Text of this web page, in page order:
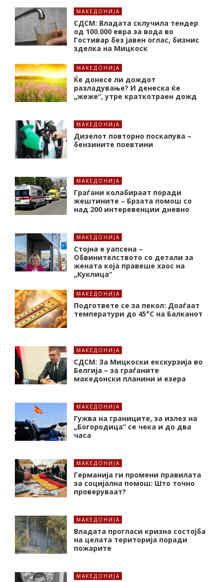
МАКЕДОНИЈА
СДСМ: Владата склучила тендер
од 100.000 евра за вода во
Гостивар без јавен оглас, бизнис
зделка на Мицкоск
МАКЕДОНИЈА
Ќе донесе ли дождот
разладување? И денеска ќе
„жеже“, утре краткотраен дожд
МАКЕДОНИЈА
Дизелот повторно поскапува –
бензините поевтини
МАКЕДОНИЈА
Граѓани колабираат поради
жештините – Брзата помош со
над 200 интеревенции дневно
МАКЕДОНИЈА
Стојна е уапсена –
Обвинителството со детали за
жената која правеше хаос на
„Куклица“
МАКЕДОНИЈА
Подгответе се за пекол: Доаѓаат
температури до 45°C на Балканот
МАКЕДОНИЈА
СДСМ: За Мицкоски екскурзија во
Белгија – за граѓаните
македонски планини и езера
МАКЕДОНИЈА
Гужва на границите, за излез на
„Богородица“ се чека и до два
часа
МАКЕДОНИЈА
Германија ги промени правилата
за социјална помош: Што точно
проверуваат?
МАКЕДОНИЈА
Владата прогласи кризна состојба
на целата територија поради
пожарите
МАКЕДОНИЈА